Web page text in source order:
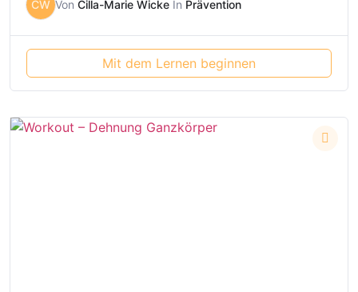
CW Von Cilla-Marie Wicke In Prävention
Mit dem Lernen beginnen